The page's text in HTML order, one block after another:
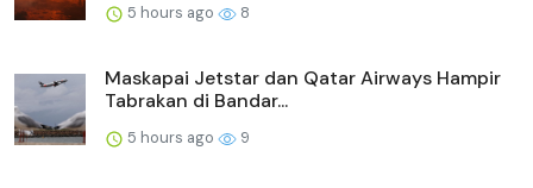
5 hours ago 8
Maskapai Jetstar dan Qatar Airways Hampir
Tabrakan di Bandar...
5 hours ago 9